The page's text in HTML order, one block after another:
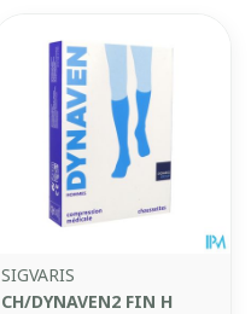
SIGVARIS
CH/DYNAVEN2 FIN H